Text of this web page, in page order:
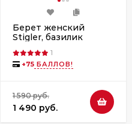
Берет женский
Stigler, базилик
1
+75 БАЛЛОВ!
1 590 руб.
1 490 руб.